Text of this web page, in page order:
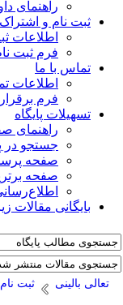
راهنمای
ثبت نام و اشتراک
اطلاعات
فرم ثبت نام
تماس با ما
اطلاعات
فرم
تسهیلات پایگاه
راهنمای
جستجو در
صفحه
صفحه
اطلاع‌رسانی
بایگانی مقالات
تعالی بالینی ثبت نام